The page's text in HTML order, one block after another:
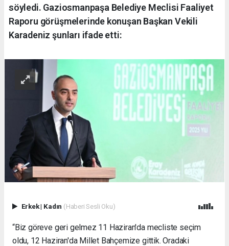
söyledi. Gaziosmanpaşa Belediye Meclisi Faaliyet
Raporu görüşmelerinde konuşan Başkan Vekili
Karadeniz şunları ifade etti:
Erkek| Kadın (Haberi Sesli Oku)
“Biz göreve geri gelmez 11 Haziran'da mecliste seçim
oldu, 12 Haziran'da Millet Bahçemize gittik. Oradaki